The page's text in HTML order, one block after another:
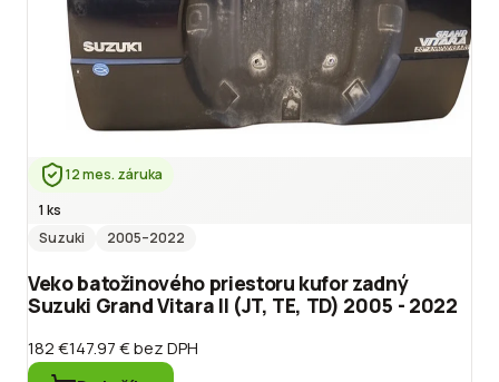
12 mes. záruka
1 ks
Suzuki
2005–2022
Veko batožinového priestoru kufor zadný
Suzuki Grand Vitara II (JT, TE, TD) 2005 - 2022
182 €147.97 €bez DPH